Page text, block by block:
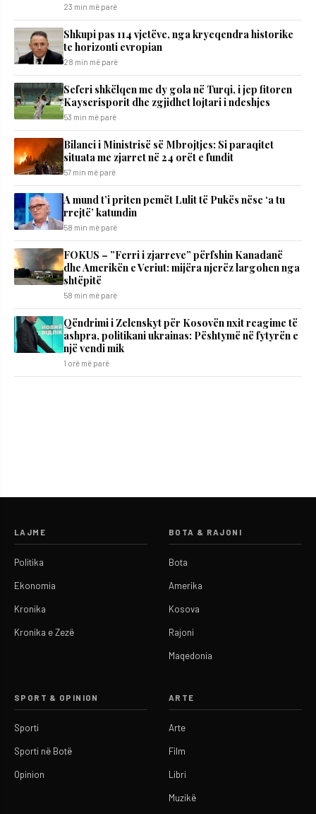
23 min më parë
Shkupi pas 114 vjetëve, nga kryeqendra historike
te horizonti evropian
28 min më parë
Seferi shkëlqen me dy gola në Turqi, i jep fitoren
Kayserisporit dhe zgjidhet lojtari i ndeshjes
53 min më parë
Bilanci i Ministrisë së Mbrojtjes: Si paraqitet
situata me zjarret në 24 orët e fundit
57 min më parë
A mund t’i priten pemët Lulit të Pukës nëse ‘a tu
rrejtë’ katundin
58 min më parë
FOKUS – ”Ferri i zjarreve” përfshin Kanadanë
dhe Amerikën e Veriut: mijëra njerëz largohen nga
shtëpitë
58 min më parë
Qëndrimi i Zelenskyt për Kosovën nxit reagime të
ashpra, politikani ukrainas: Pështymë në fytyrën e
një vendi mik
1 orë më parë
LAJME
Politika
Ekonomia
Kronika
Kronika e Zezë
BOTA & RAJONI
Bota
Amerika
Kosova
Rajoni
Maqedonia
SPORT & OPINION
Sporti
Sporti në Botë
Opinion
ARTE
Arte
Film
Libri
Muzikë